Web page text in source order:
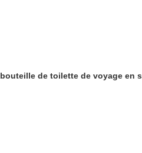
de toilette de voyage en